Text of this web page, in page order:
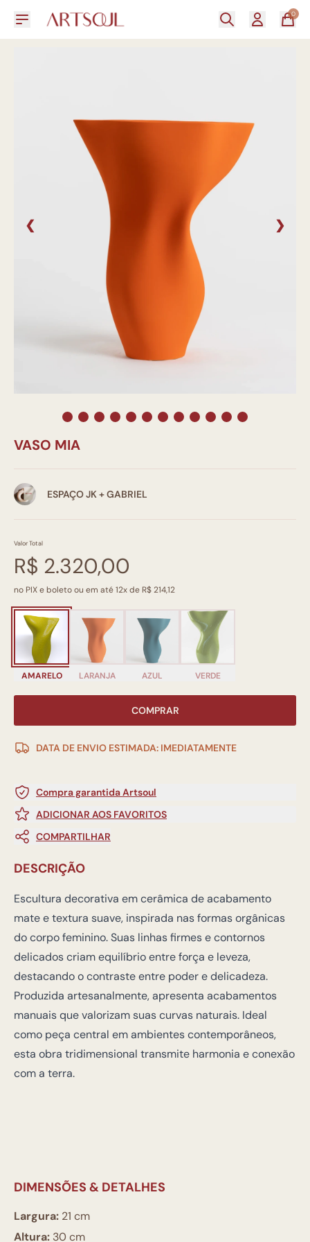
0
❮ ❯
VASO MIA
ESPAÇO JK + GABRIEL
Valor Total
R$ 2.320,00
no PIX e boleto ou em até 12x de R$ 214,12
AMARELO LARANJA AZUL VERDE
COMPRAR
DATA DE ENVIO ESTIMADA: IMEDIATAMENTE
Compra garantida Artsoul
ADICIONAR AOS FAVORITOS
COMPARTILHAR
DESCRIÇÃO
Escultura decorativa em cerâmica de acabamento
mate e textura suave, inspirada nas formas orgânicas
do corpo feminino. Suas linhas firmes e contornos
delicados criam equilíbrio entre força e leveza,
destacando o contraste entre poder e delicadeza.
Produzida artesanalmente, apresenta acabamentos
manuais que valorizam suas curvas naturais. Ideal
como peça central em ambientes contemporâneos,
esta obra tridimensional transmite harmonia e conexão
com a terra.
DIMENSÕES & DETALHES
Largura: 21 cm
Altura: 30 cm